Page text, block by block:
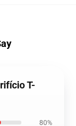
T-
80%